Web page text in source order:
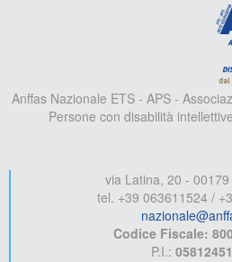
Anffas Nazionale ETS - APS -
Persone con disabilità
via Latina, 20 -
tel. +39 063611524 /
Codice Fiscale:
P.I.: